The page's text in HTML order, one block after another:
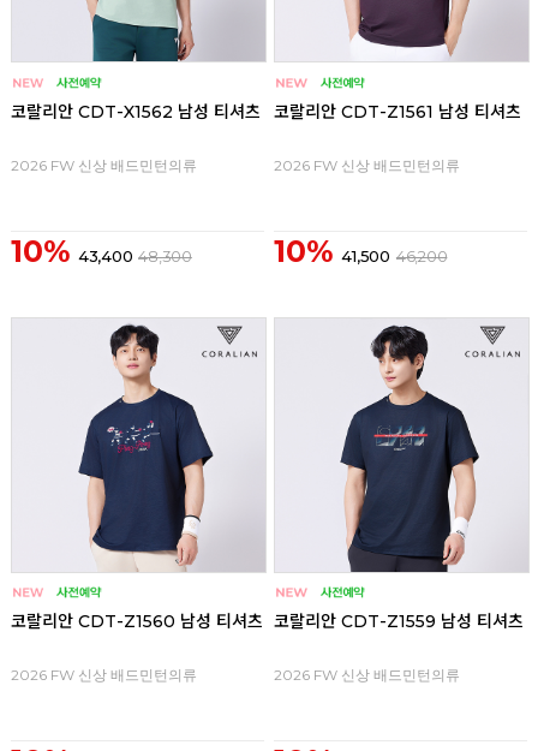
코랄리안 CDT-X1562 남성 티셔츠
2026 FW 신상 배드민턴의류
10% 43,400 48,300
코랄리안 CDT-Z1561 남성 티셔츠
2026 FW 신상 배드민턴의류
10% 41,500 46,200
코랄리안 CDT-Z1560 남성 티셔츠
2026 FW 신상 배드민턴의류
코랄리안 CDT-Z1559 남성 티셔츠
2026 FW 신상 배드민턴의류